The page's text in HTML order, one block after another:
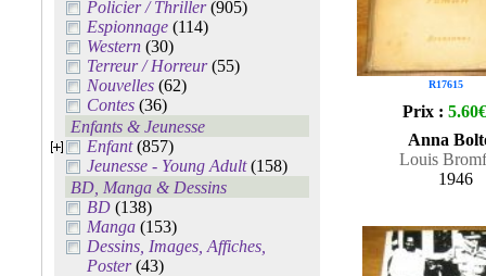
Policier / Thriller(905)
Espionnage (114)
Western (30)
Terreur / Horreur(55)
Nouvelles (62)
Contes (36)
Enfants & Jeunesse
Enfant(857)
Jeunesse - Young Adult(158)
BD, Manga & Dessins
BD (138)
Manga (153)
Dessins, Images, Affiches,
Poster(43)
R17615
Prix : 5.60€
Anna
Louis
1946